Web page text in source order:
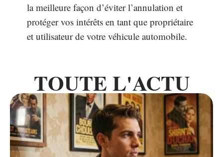
la meilleure façon d’éviter l’annulation et
protéger vos intérêts en tant que propriétaire
et utilisateur de votre véhicule automobile.
TOUTE L'ACTU